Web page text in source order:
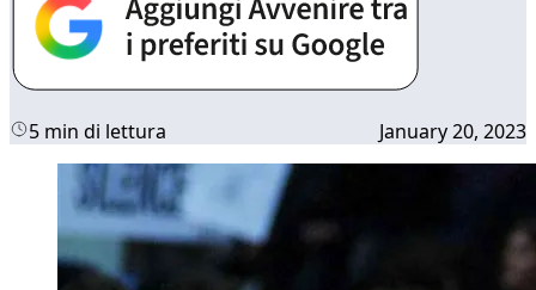
5 min di lettura January 20, 2023